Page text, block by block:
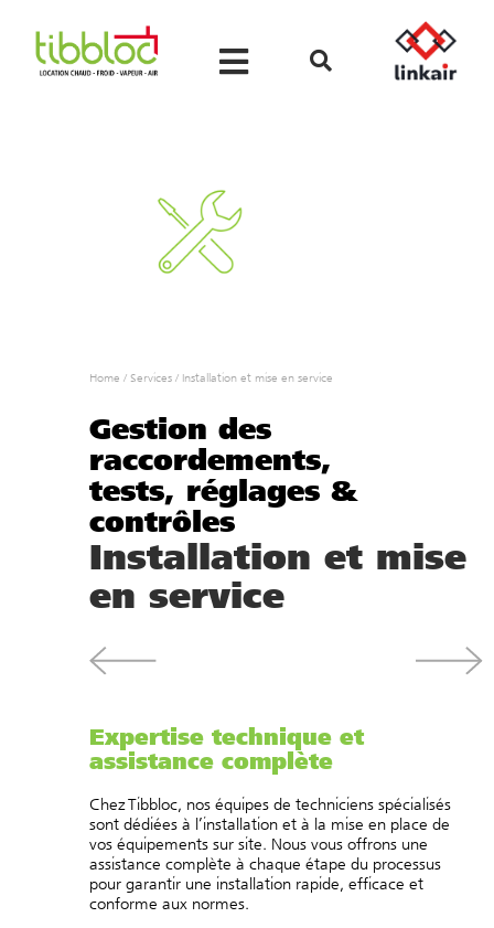
Home / Services / Installation et mise en service
Gestion des
raccordements,
tests, réglages &
contrôles
Installation et mise
en service
Expertise technique et
assistance complète
Chez Tibbloc, nos équipes de techniciens spécialisés
sont dédiées à l’installation et à la mise en place de
vos équipements sur site. Nous vous offrons une
assistance complète à chaque étape du processus
pour garantir une installation rapide, efficace et
conforme aux normes.